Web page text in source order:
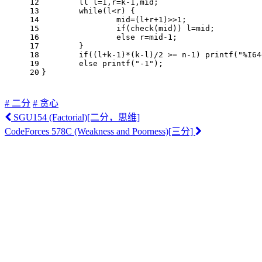
12
13
14
15
16
17
18
19
20
	ll l=
1 ,r=k -1 ,mid;
while (l<r) {
		mid=(l+r+
1 )>>1 ;
if (check(mid)) l=mid;
else r=mid -1 ;
	}
if ((l+k -1 )*(k-l)/2 >= n -1 ) printf (
else
printf ( "-1" );
}
# 二分 # 贪心
SGU154 (Factorial)[二分，思维]
CodeForces 578C (Weakness and Poorness)[三分]